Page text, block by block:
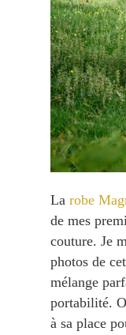
La robe
de mes
couture. Je
photos de
mélange
portabilité.
à sa place